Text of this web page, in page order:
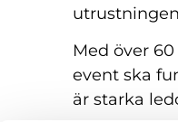
Med över
event ska
är starka